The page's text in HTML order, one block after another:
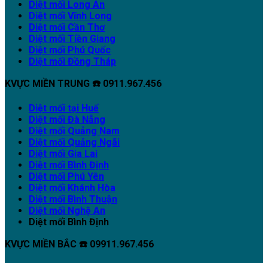
Diệt mối Long An
Diệt mối Vĩnh Long
Diệt mối Cần Thơ
Diệt mối Tiền Giang
Diệt mối Phú Quốc
Diệt mối Đồng Tháp
KVỰC MIỀN TRUNG ☎️ 0911.967.456
Diệt mối tại Huế
Diệt mối Đà Nẵng
Diệt mối Quảng Nam
Diệt mối Quảng Ngãi
Diệt mối Gia Lai
Diệt mối Bình Định
Diệt mối Phú Yên
Diệt mối Khánh Hòa
Diệt mối Bình Thuận
Diệt mối Nghệ An
Diệt mối Bình Định
KVỰC MIỀN BẮC ☎️ 09911.967.456